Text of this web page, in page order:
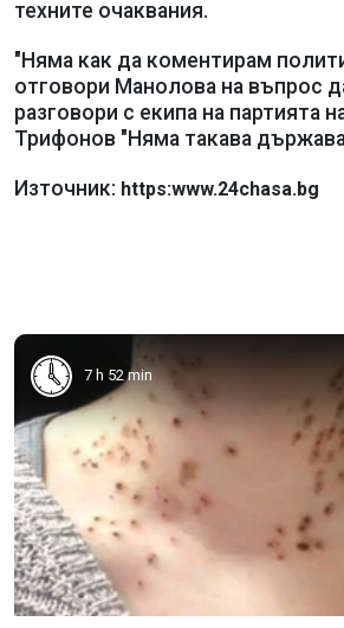
техните очаквания.
"Няма как да коментирам
отговори Манолова на въпрос
разговори с екипа на партията
Трифонов "Няма такава
Източник: https:www.24chasa.bg
7 h 52 min